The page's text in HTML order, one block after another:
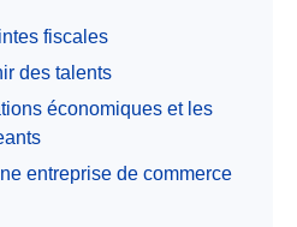
fiscales
des talents
économiques et les
entreprise de commerce